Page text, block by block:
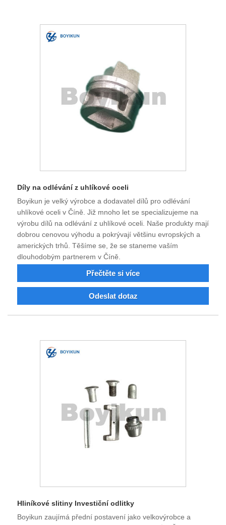
Díly na odlévání z uhlíkové oceli
Boyikun je velký výrobce a dodavatel dílů pro odlévání
uhlíkové oceli v Číně. Již mnoho let se specializujeme na
výrobu dílů na odlévání z uhlíkové oceli. Naše produkty mají
dobrou cenovou výhodu a pokrývají většinu evropských a
amerických trhů. Těšíme se, že se staneme vaším
dlouhodobým partnerem v Číně.
Přečtěte si více
Odeslat dotaz
Hliníkové slitiny Investiční odlitky
Boyikun zaujímá přední postavení jako velkovýrobce a